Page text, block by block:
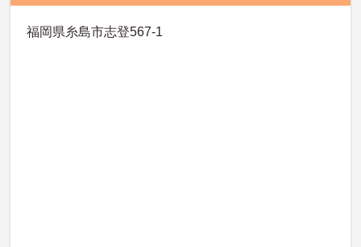
福岡県糸島市志登567-1